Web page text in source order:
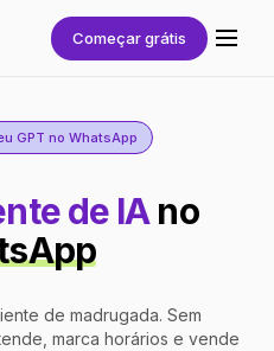
Começar grátis
GPT no WhatsApp
de IAno
de madrugada. Sem
marca horários e vende